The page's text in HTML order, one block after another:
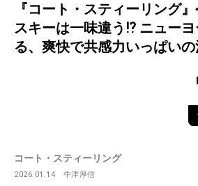
『コート・スティーリング
スキーは一味違う⁉︎ ニュー
る、爽快で共感力いっぱいの
コート・スティーリング
2026.01.14 牛津厚信